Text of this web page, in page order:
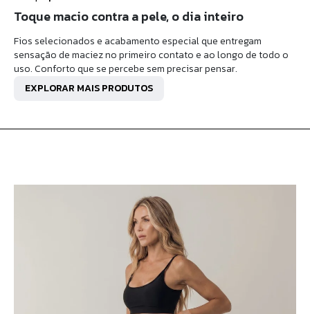
Toque macio contra a pele, o dia inteiro
Fios selecionados e acabamento especial que entregam
sensação de maciez no primeiro contato e ao longo de todo o
uso. Conforto que se percebe sem precisar pensar.
EXPLORAR MAIS PRODUTOS